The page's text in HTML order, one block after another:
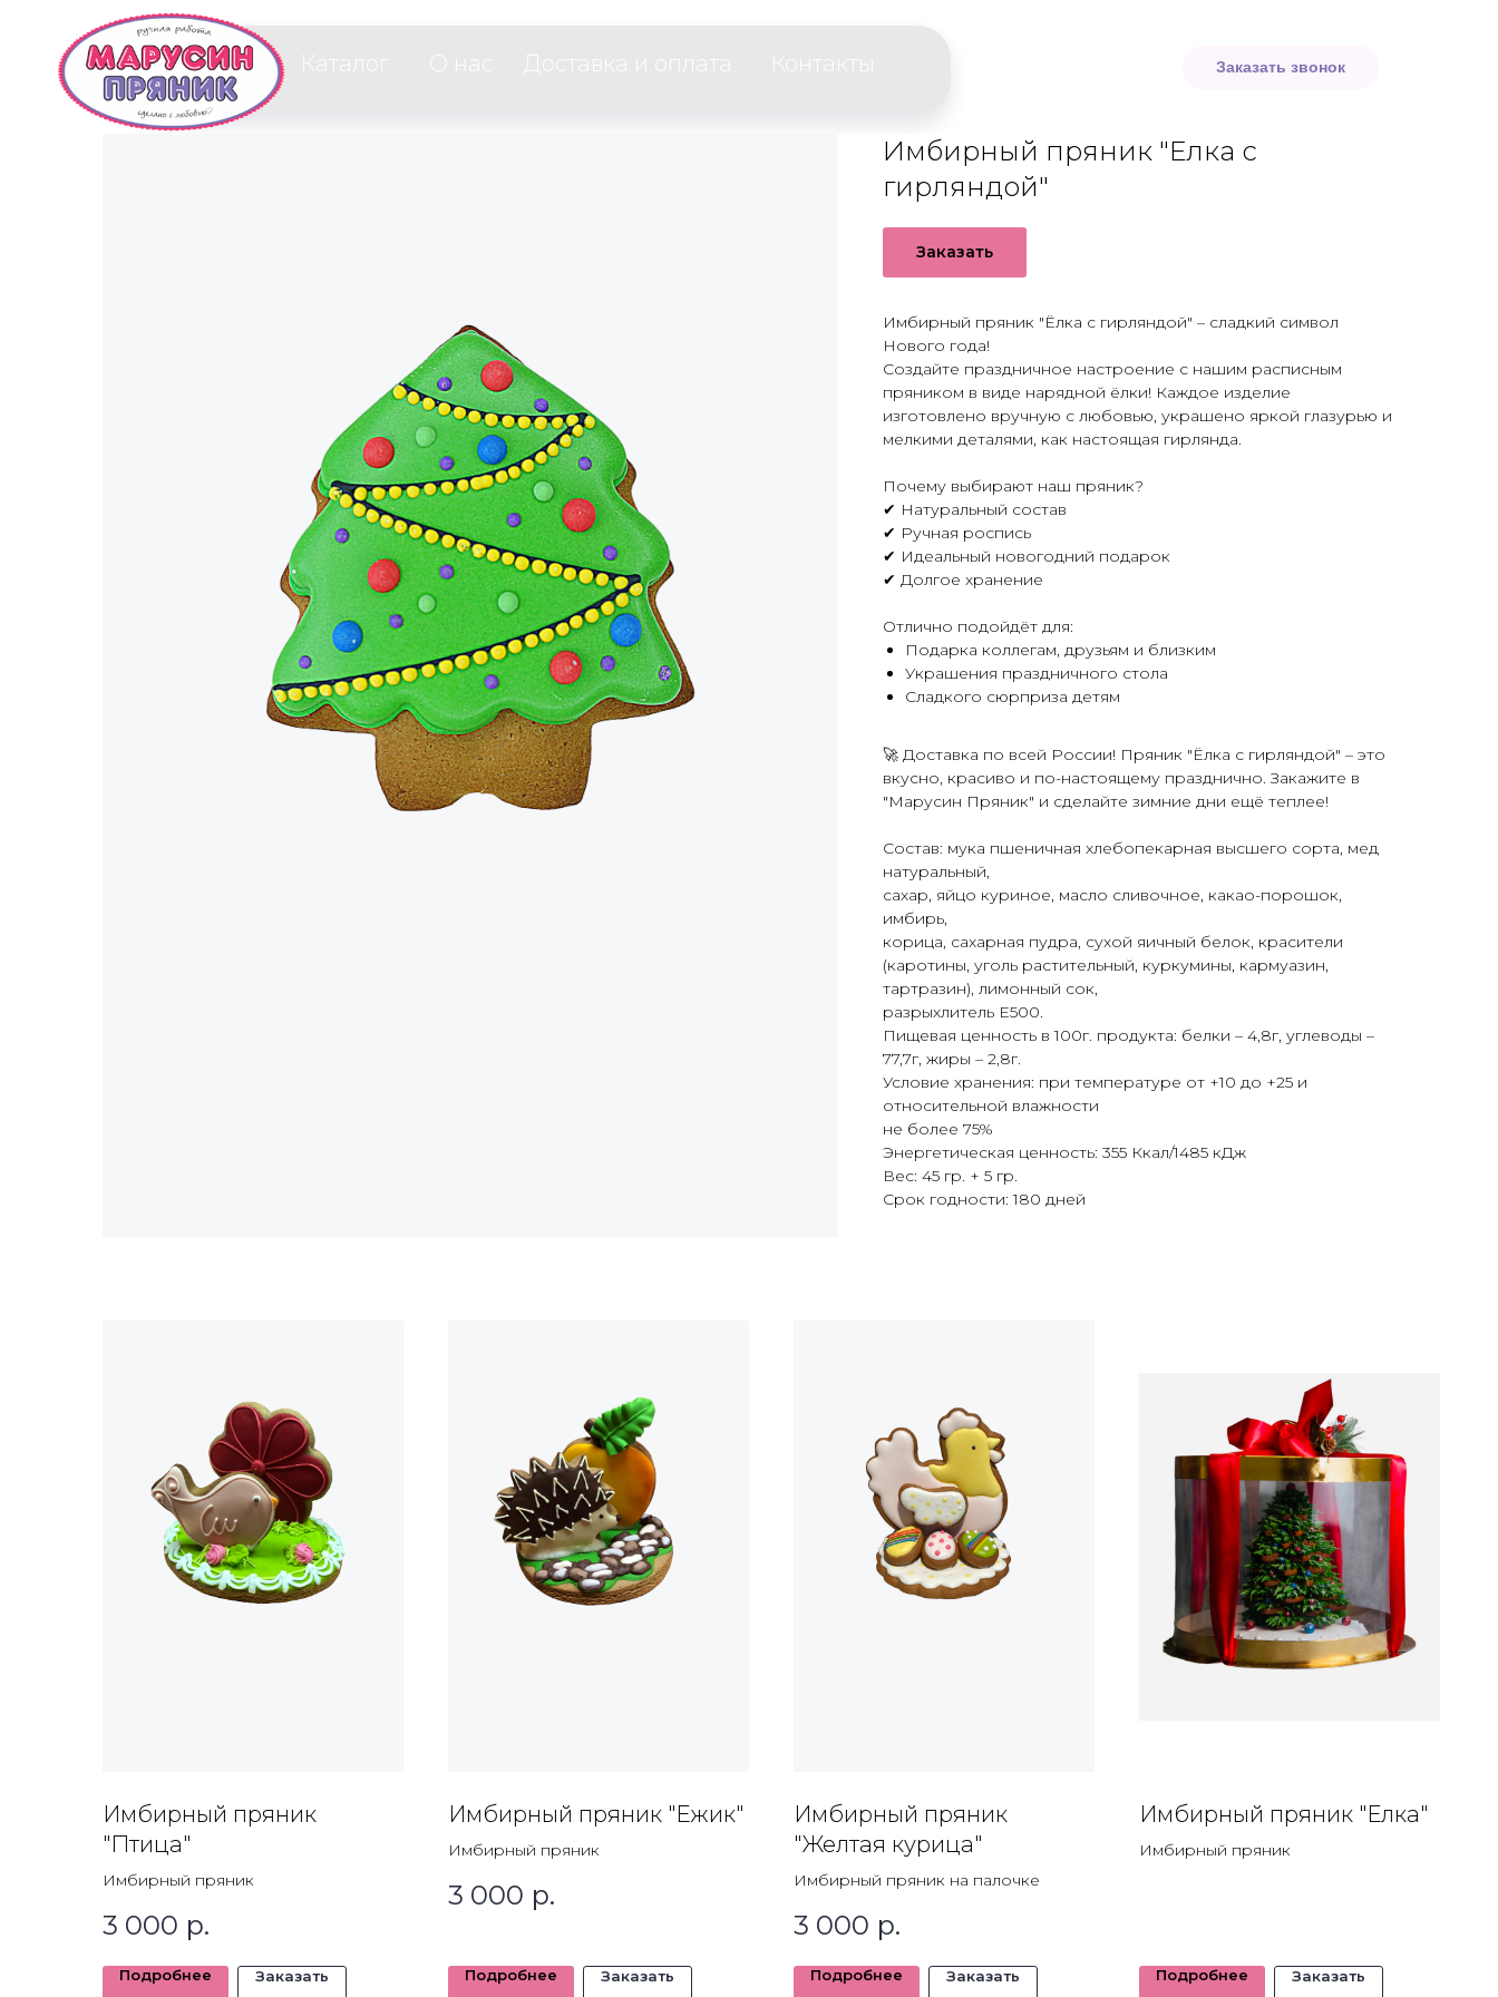
Заказать звонок
Имбирный пряник "Елка с
гирляндой"
Заказать
Имбирный пряник "Ёлка с гирляндой" – сладкий символ
Нового года!
Создайте праздничное настроение с нашим расписным
пряником в виде нарядной ёлки! Каждое изделие
изготовлено вручную с любовью, украшено яркой глазурью и
мелкими деталями, как настоящая гирлянда.
Почему выбирают наш пряник?
✔ Натуральный состав
✔ Ручная роспись
✔ Идеальный новогодний подарок
✔ Долгое хранение
Отлично подойдёт для:
Подарка коллегам, друзьям и близким
Украшения праздничного стола
Сладкого сюрприза детям
🚀 Доставка по всей России! Пряник "Ёлка с гирляндой" – это
вкусно, красиво и по-настоящему празднично. Закажите в
"Марусин Пряник" и сделайте зимние дни ещё теплее!
Состав: мука пшеничная хлебопекарная высшего сорта, мед
натуральный,
сахар, яйцо куриное, масло сливочное, какао-порошок,
имбирь,
корица, сахарная пудра, сухой яичный белок, красители
(каротины, уголь растительный, куркумины, кармуазин,
тартразин), лимонный сок,
разрыхлитель Е500.
Пищевая ценность в 100г. продукта: белки – 4,8г, углеводы –
77,7г, жиры – 2,8г.
Условие хранения: при температуре от +10 до +25 и
относительной влажности
не более 75%
Энергетическая ценность: 355 Ккал/1485 кДж
Вес: 45 гр. + 5 гр.
Срок годности: 180 дней
Имбирный пряник
"Птица"
Имбирный пряник
3 000 р.
Подробнее Заказать
Имбирный пряник "Ежик"
Имбирный пряник
3 000 р.
Подробнее Заказать
Имбирный пряник
"Желтая курица"
Имбирный пряник на палочке
3 000 р.
Подробнее Заказать
Имбирный пряник "Елка"
Имбирный пряник
Подробнее Заказать